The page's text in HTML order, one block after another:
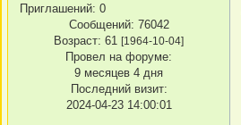
Приглашений: 0
Сообщений: 76042
Возраст: 61 [1964-10-04]
Провел на форуме:
9 месяцев 4 дня
Последний визит:
2024-04-23 14:00:01